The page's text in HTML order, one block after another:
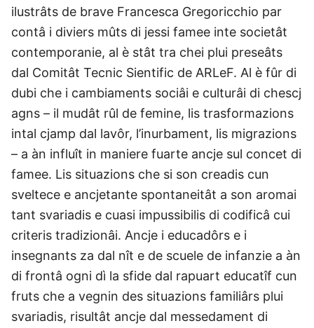
ilustrâts de brave Francesca Gregoricchio par
contâ i diviers mûts di jessi famee inte societât
contemporanie, al è stât tra chei plui preseâts
dal Comitât Tecnic Sientific de ARLeF. Al è fûr di
dubi che i cambiaments sociâi e culturâi di chescj
agns – il mudât rûl de femine, lis trasformazions
intal cjamp dal lavôr, l’inurbament, lis migrazions
– a àn influît in maniere fuarte ancje sul concet di
famee. Lis situazions che si son creadis cun
sveltece e ancjetante spontaneitât a son aromai
tant svariadis e cuasi impussibilis di codificâ cui
criteris tradizionâi. Ancje i educadôrs e i
insegnants za dal nît e de scuele de infanzie a àn
di frontâ ogni dì la sfide dal rapuart educatîf cun
fruts che a vegnin des situazions familiârs plui
svariadis, risultât ancje dal messedament di